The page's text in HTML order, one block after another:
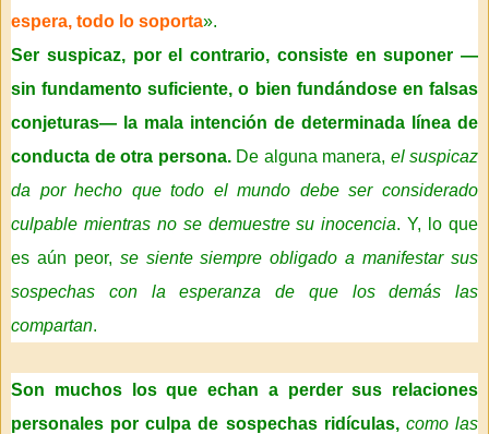
espera, todo lo soporta».
Ser suspicaz, por el contrario, consiste en suponer —
sin fundamento suficiente, o bien fundándose en falsas
conjeturas— la mala intención de determinada línea de
conducta de otra persona.De alguna manera, el suspicaz
da por hecho que todo el mundo debe ser considerado
culpable mientras no se demuestre su inocencia. Y, lo que
es aún peor, se siente siempre obligado a manifestar sus
sospechas con la esperanza de que los demás las
compartan.
Son muchos los que echan a perder sus relaciones
personales por culpa de sospechas ridículas, como las